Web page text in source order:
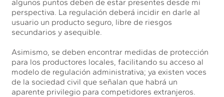
algunos puntos deben de estar presentes desde mi
perspectiva. La regulación deberá incidir en darle al
usuario un producto seguro, libre de riesgos
secundarios y asequible.
Asimismo, se deben encontrar medidas de protección
para los productores locales, facilitando su acceso al
modelo de regulación administrativa; ya existen voces
de la sociedad civil que señalan que habrá un
aparente privilegio para competidores extranjeros.